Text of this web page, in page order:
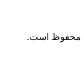
محفوظ است.